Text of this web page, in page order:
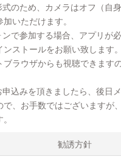
のため、カメラはオフ（自
いただけます。
で参加する場合、アプリが
ストールをお願い致します
ブラウザからも視聴できます
込みを頂きましたら、後日
で、お手数ではございますが
勧誘方針